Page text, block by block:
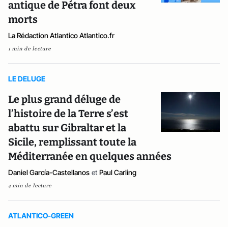
antique de Pétra font deux
morts
La Rédaction Atlantico Atlantico.fr
1 min de lecture
LE DELUGE
Le plus grand déluge de
l’histoire de la Terre s’est
abattu sur Gibraltar et la
Sicile, remplissant toute la
Méditerranée en quelques années
Daniel García-Castellanos et Paul Carling
4 min de lecture
ATLANTICO-GREEN